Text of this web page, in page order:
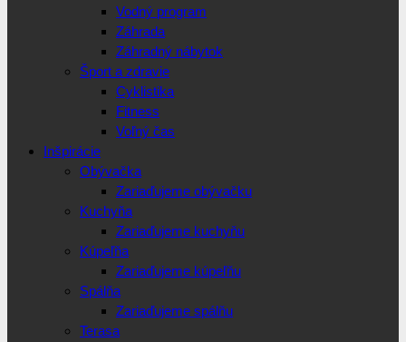
Vodný program
Záhrada
Záhradný nábytok
Šport a zdravie
Cyklistika
Fitness
Voľný čas
Inšpirácie
Obývačka
Zariaďujeme obývačku
Kuchyňa
Zariaďujeme kuchyňu
Kúpeľňa
Zariaďujeme kúpeľňu
Spálňa
Zariaďujeme spálňu
Terasa